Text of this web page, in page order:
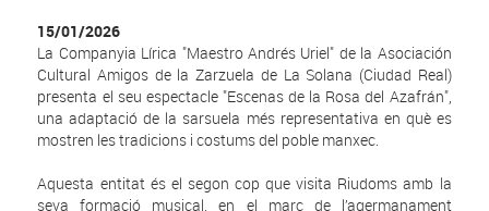
15/01/2026
La Companyia Lírica "Maestro Andrés Uriel" de la Asociación
Cultural Amigos de la Zarzuela de La Solana (Ciudad Real)
presenta el seu espectacle "Escenas de la Rosa del Azafrán",
una adaptació de la sarsuela més representativa en què es
mostren les tradicions i costums del poble manxec.
Aquesta entitat és el segon cop que visita Riudoms amb la
seva formació musical, en el marc de l’agermanament